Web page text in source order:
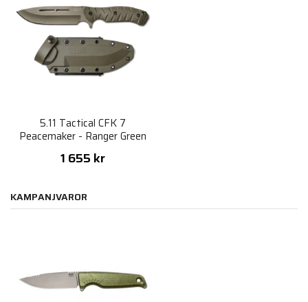
5.11 Tactical CFK 7
Peacemaker - Ranger Green
1 655 kr
KAMPANJVAROR